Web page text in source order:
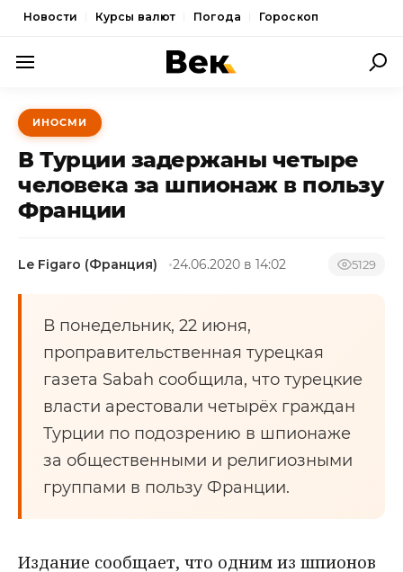
Новости Курсы валют Погода Гороскоп
ПОЛИТИКА
ЭКОНОМИКА
ОБЩЕСТВО
СПОРТ
ИНОСМИ
В Турции задержаны четыре
человека за шпионаж в пользу
Франции
Le Figaro (Франция) 24.06.2020 в 14:02 5129
В понедельник, 22 июня,
проправительственная турецкая
газета Sabah сообщила, что турецкие
власти арестовали четырёх граждан
Турции по подозрению в шпионаже
за общественными и религиозными
группами в пользу Франции.
Издание сообщает, что одним из шпионов